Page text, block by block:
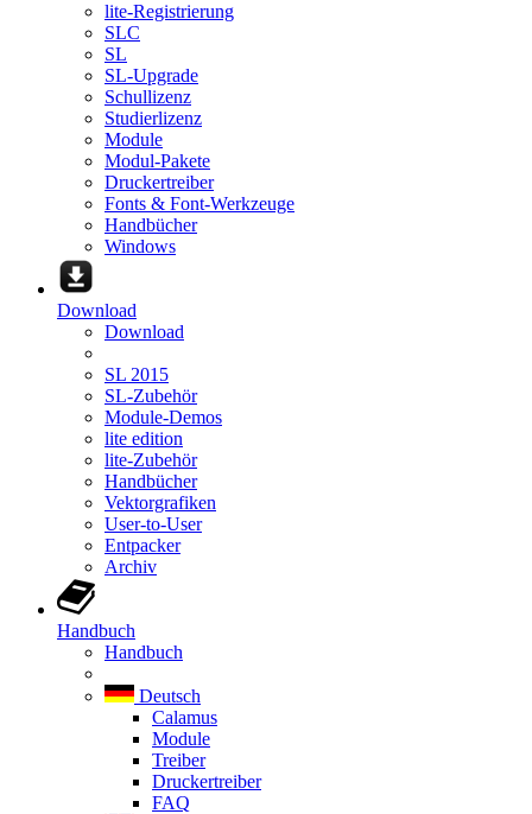
lite-Registrierung
SLC
SL
SL-Upgrade
Schullizenz
Studierlizenz
Module
Modul-Pakete
Druckertreiber
Fonts & Font-Werkzeuge
Handbücher
Windows
Download
Download
SL 2015
SL-Zubehör
Module-Demos
lite edition
lite-Zubehör
Handbücher
Vektorgrafiken
User-to-User
Entpacker
Archiv
Handbuch
Handbuch
Deutsch
Calamus
Module
Treiber
Druckertreiber
FAQ